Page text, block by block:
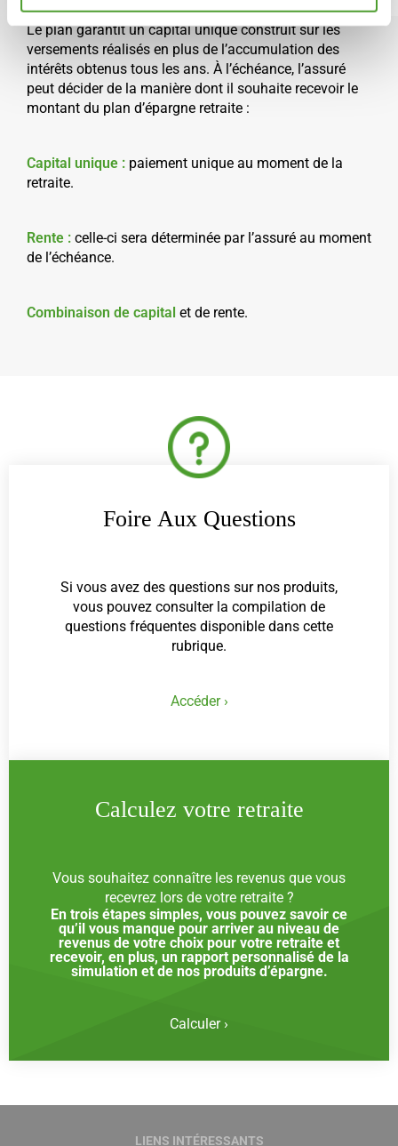
Le plan garantit un capital unique construit sur les
versements réalisés en plus de l’accumulation des
intérêts obtenus tous les ans. À l’échéance, l’assuré
peut décider de la manière dont il souhaite recevoir le
montant du plan d’épargne retraite :
Capital unique : paiement unique au moment de la
retraite.
Rente : celle-ci sera déterminée par l’assuré au moment
de l’échéance.
Combinaison de capital et de rente.
Foire Aux Questions
Si vous avez des questions sur nos produits,
vous pouvez consulter la compilation de
questions fréquentes disponible dans cette
rubrique.
Accéder ›
Calculez votre retraite
Vous souhaitez connaître les revenus que vous
recevrez lors de votre retraite ?
En trois étapes simples, vous pouvez savoir ce
qu’il vous manque pour arriver au niveau de
revenus de votre choix pour votre retraite et
recevoir, en plus, un rapport personnalisé de la
simulation et de nos produits d’épargne.
Calculer ›
LIENS INTÉRESSANTS